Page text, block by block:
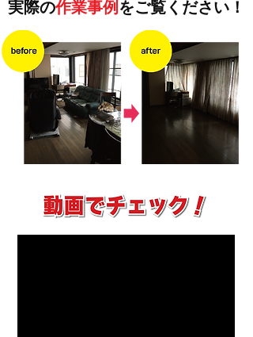
実際の作業事例 をご覧ください！